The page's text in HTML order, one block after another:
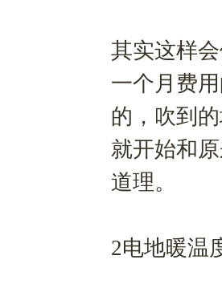
其实这样
一个月费
的，吹到
就开始和
道理。
2电地暖温